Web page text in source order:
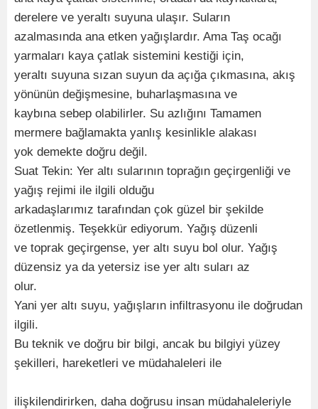
derelere ve yeraltı suyuna ulaşır. Suların
azalmasında ana etken yağışlardır. Ama Taş ocağı
yarmaları kaya çatlak sistemini kestiği için,
yeraltı suyuna sızan suyun da açığa çıkmasına, akış
yönünün değişmesine, buharlaşmasına ve
kaybına sebep olabilirler. Su azlığını Tamamen
mermere bağlamakta yanlış kesinlikle alakası
yok demekte doğru değil.
Suat Tekin: Yer altı sularının toprağın geçirgenliği ve
yağış rejimi ile ilgili olduğu
arkadaşlarımız tarafından çok güzel bir şekilde
özetlenmiş. Teşekkür ediyorum. Yağış düzenli
ve toprak geçirgense, yer altı suyu bol olur. Yağış
düzensiz ya da yetersiz ise yer altı suları az
olur.
Yani yer altı suyu, yağışların infiltrasyonu ile doğrudan
ilgili.
Bu teknik ve doğru bir bilgi, ancak bu bilgiyi yüzey
şekilleri, hareketleri ve müdahaleleri ile
ilişkilendirirken, daha doğrusu insan müdahaleleriyle